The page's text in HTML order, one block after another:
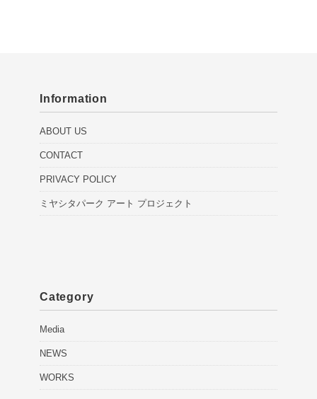
Information
ABOUT US
CONTACT
PRIVACY POLICY
ミヤシタパーク アート プロジェクト
Category
Media
NEWS
WORKS